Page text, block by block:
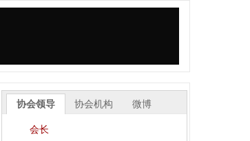
协会领导 协会机构 微博
会长
限公司